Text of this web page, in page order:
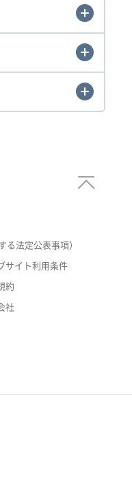
る法定公表事項）
サイト利用条件
約
社